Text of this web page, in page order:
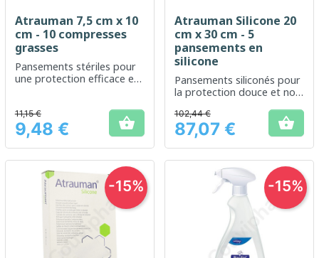
Atrauman 7,5 cm x 10
cm - 10 compresses
grasses
Pansements stériles pour
une protection efficace et
Prix
11,15 €
9,48 € 
Atrauman Silicone 20
cm x 30 cm - 5
pansements en
silicone
Pansements siliconés pour
la protection douce et non
Prix
102,44 €
87,07 € 
-15% -15%